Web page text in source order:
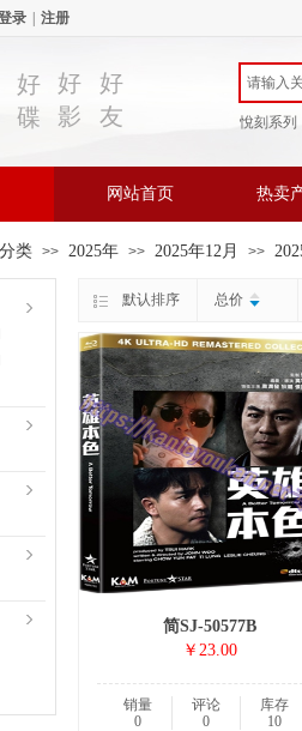
录 注册
好
碟
好
影
好
友
悅刻系
网站首页 热卖
类 >> 2025年 >> 2025年12月 >>
默认排序 总价
简SJ-50577B
￥23.00
销量
0
评论
0
库存
10